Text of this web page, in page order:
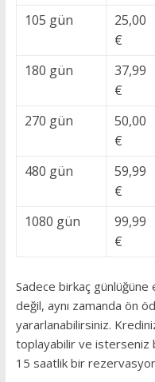
105 gün
25,00
€
180 gün
37,99
€
270 gün
50,00
€
480 gün
59,99
€
1080 gün
99,99
€
Sadece birkaç
değil, aynı zamanda ön
yararlanabilirsiniz.
toplayabilir ve isterseniz
15 saatlik bir